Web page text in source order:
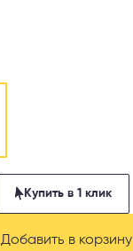
Купить в 1 клик
Добавить в корзину